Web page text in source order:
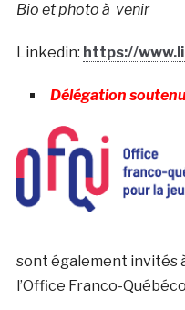
Bio et photo à venir
Linkedin: https://
Délégation
sont également invités
l’Office Franco-